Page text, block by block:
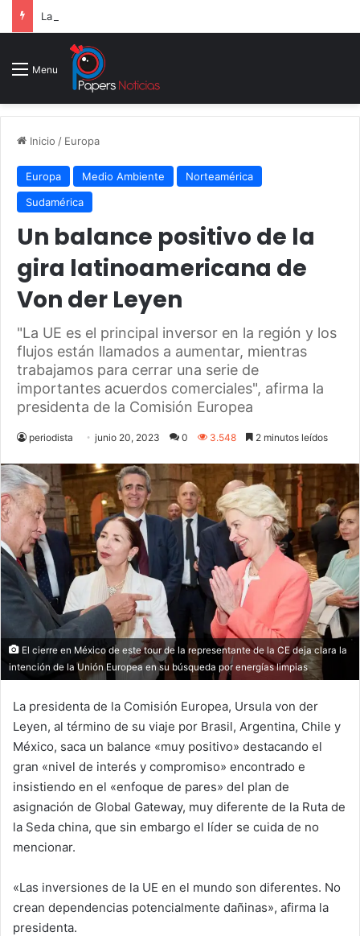
Menu
Inicio / Europa
Europa Medio Ambiente
Norteamérica
Sudamérica
Un balance positivo de la
gira latinoamericana de
Von der Leyen
"La UE es el principal inversor en la región y los
flujos están llamados a aumentar, mientras
trabajamos para cerrar una serie de
importantes acuerdos comerciales", afirma la
presidenta de la Comisión Europea
periodista junio 20, 2023 0 3.548 2 minutos leídos
El cierre en México de este tour de la representante de la CE deja clara la
intención de la Unión Europea en su búsqueda por energías limpias
La presidenta de la Comisión Europea, Ursula von der
Leyen, al término de su viaje por Brasil, Argentina, Chile y
México, saca un balance «muy positivo» destacando el
gran «nivel de interés y compromiso» encontrado e
insistiendo en el «enfoque de pares» del plan de
asignación de Global Gateway, muy diferente de la Ruta de
la Seda china, que sin embargo el líder se cuida de no
mencionar.
«Las inversiones de la UE en el mundo son diferentes. No
crean dependencias potencialmente dañinas», afirma la
presidenta.